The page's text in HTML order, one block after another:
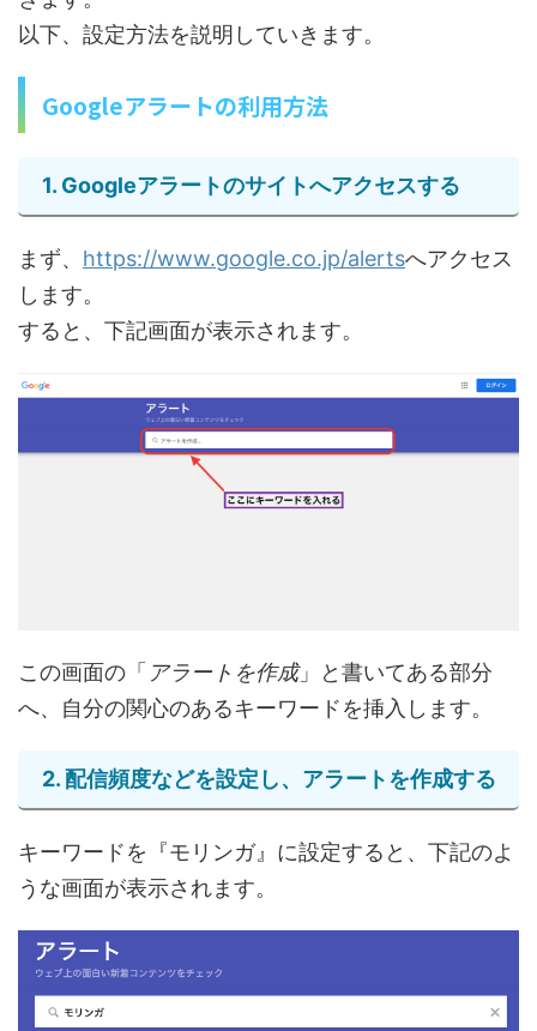
以下、設定方法を説明していきます。
Googleアラートの利用方法
1. Googleアラートのサイトへアクセスする
まず、 https://www.google.co.jp/alertsへアクセス
します。
すると、下記画面が表示されます。
この画面の「 アラートを作成」と書いてある部分
へ、自分の関心のあるキーワードを挿入します。
2. 配信頻度などを設定し、アラートを作成する
キーワードを『モリンガ』に設定すると、下記のよ
うな画面が表示されます。